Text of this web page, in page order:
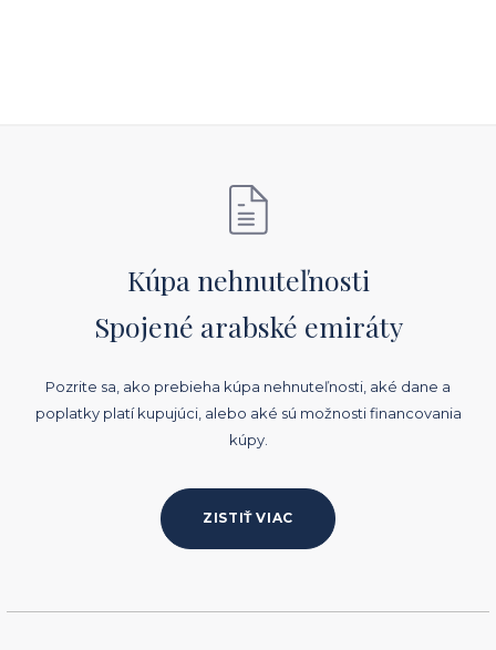
Kúpa nehnuteľnosti
Spojené arabské emiráty
Pozrite sa, ako prebieha kúpa nehnuteľnosti, aké dane a
poplatky platí kupujúci, alebo aké sú možnosti financovania
kúpy.
ZISTIŤ VIAC